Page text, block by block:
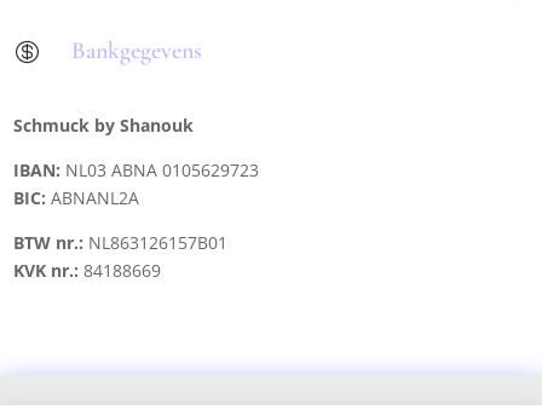
 Bankgegevens
Schmuck by Shanouk
IBAN: NL03 ABNA 0105629723
BIC: ABNANL2A
BTW nr.: NL863126157B01
KVK nr.:84188669